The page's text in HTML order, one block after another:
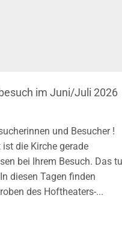
im Juni/Juli 2026
und Besucher !
die Kirche gerade
bei Ihrem Besuch. Das
diesen Tagen finden
des Hoftheaters-...